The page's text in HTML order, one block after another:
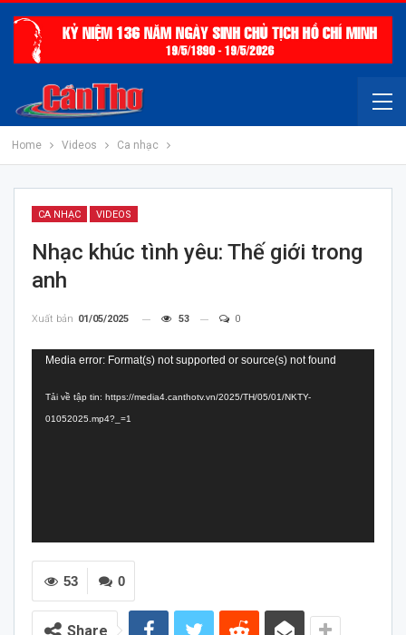
Home Videos Ca nhạc
CA NHẠC VIDEOS
Nhạc khúc tình yêu: Thế giới trong
anh
Xuất bản 01/05/2025 53 0
Trình
Video
Media error: Format(s) not supported or source(s) not found
Tải về tập tin: https://media4.canthotv.vn/2025/TH/05/01/NKTY-
01052025.mp4?_=1
0
53
Share